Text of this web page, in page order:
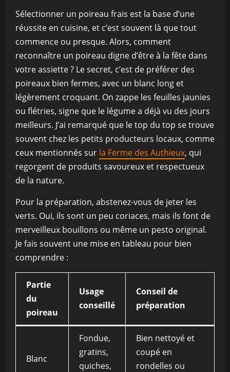
Sélectionner un poireau frais est la base d’une
réussite en cuisine, et c’est souvent là que tout
commence ou presque. Alors, comment
reconnaître un poireau digne d’être à la fête dans
votre assiette ? Le secret, c’est de préférer des
poireaux bien fermes, avec un blanc long et
légèrement croquant. On zappe les feuilles jaunies
ou flétries, signe que le légume a déjà vu des jours
meilleurs. J’ai remarqué que le top du top se trouve
souvent chez les petits producteurs locaux, comme
ceux mentionnés sur la Ferme des Authieux, qui
regorgent de produits savoureux et respectueux
de la nature.
Pour la préparation, abstenez-vous de jeter les
verts. Oui, ils sont un peu coriaces, mais ils font de
merveilleux bouillons ou même un pesto original.
Je fais souvent une mise en tableau pour bien
comprendre :
Partie
du
poireau
Usage
conseillé
Conseil de
préparation
Blanc
Fondue,
gratins,
quiches,
Bien nettoyé et
coupé en
rondelles ou